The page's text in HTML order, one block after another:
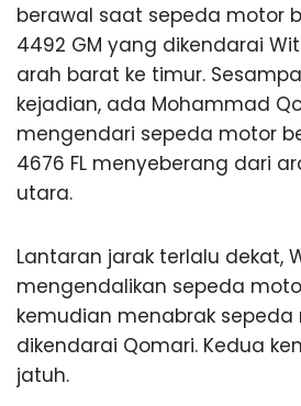
berawal saat sepeda motor
4492 GM yang dikendarai
arah barat ke timur.
kejadian, ada Mohammad
mengendari sepeda motor
4676 FL menyeberang dari
utara.
Lantaran jarak terlalu dekat,
mengendalikan sepeda
kemudian menabrak
dikendarai Qomari. Kedua
jatuh.